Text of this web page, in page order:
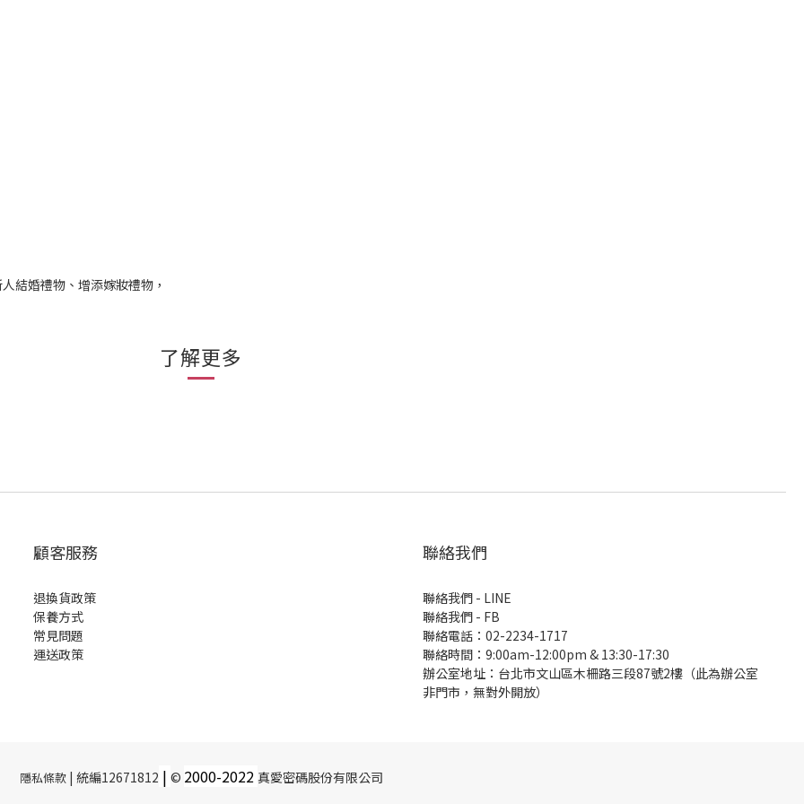
結婚禮物、增添嫁妝禮物，
了解更多
顧客服務
退換貨政策
保養方式
常見問題
運送政策
聯絡我們
聯絡我們 - LINE
聯絡我們 - FB
聯絡電話：02-2234-1717
聯絡時間：9:00am-12:00pm & 13:30-17:30
辦公室地址：台北市文山區木柵路三段87號2樓（此為辦公室
非門市，無對外開放）
隱私條款| 統編12671812 | © 2000-2022 真愛密碼股份有限公司